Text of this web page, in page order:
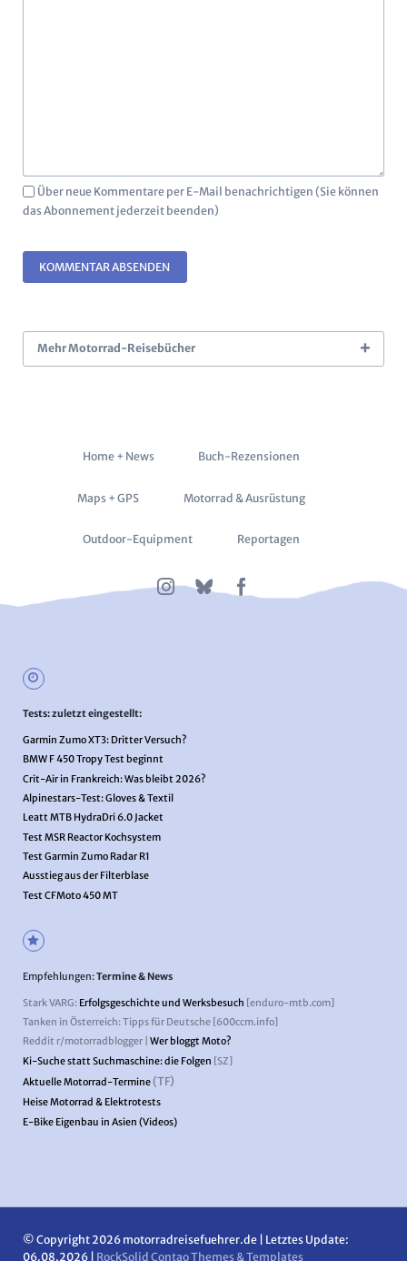
Über neue Kommentare per E-Mail benachrichtigen (Sie können
das Abonnement jederzeit beenden)
KOMMENTAR ABSENDEN
Mehr Motorrad-Reisebücher
Navigation
Home + News Buch-Rezensionen
Maps + GPS Motorrad & Ausrüstung
Outdoor-Equipment Reportagen
Tests: zuletzt eingestellt:
Garmin Zumo XT3: Dritter Versuch?
BMW F 450 Tropy Test beginnt
Crit-Air in Frankreich: Was bleibt 2026?
Alpinestars-Test: Gloves & Textil
Leatt MTB HydraDri 6.0 Jacket
Test MSR Reactor Kochsystem
Test Garmin Zumo Radar R1
Ausstieg aus der Filterblase
Test CFMoto 450 MT
Empfehlungen:Termine & News
Stark VARG: Erfolgsgeschichte und Werksbesuch [enduro-mtb.com]
Tanken in Österreich: Tipps für Deutsche [600ccm.info]
Reddit r/motorradblogger | Wer bloggt Moto?
Ki-Suche statt Suchmaschine: die Folgen [SZ]
Aktuelle Motorrad-Termine(TF)
Heise Motorrad & Elektrotests
E-Bike Eigenbau in Asien (Videos)
© Copyright 2026 motorradreisefuehrer.de | Letztes Update:
06.08.2026 | RockSolid Contao Themes & Templates